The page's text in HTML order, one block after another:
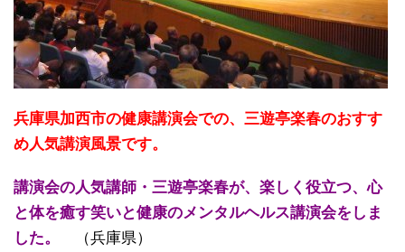
兵庫県加西市の健康講演会での、三遊亭楽春のおすす
め人気講演風景です。
講演会の人気講師・三遊亭楽春が、楽しく役立つ、心
と体を癒す笑いと健康のメンタルヘルス講演会をしま
した。
（兵庫県）